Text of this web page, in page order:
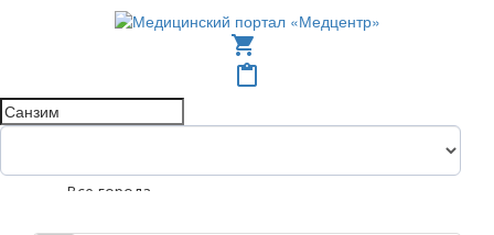
shopping_cart
content_paste
Все города